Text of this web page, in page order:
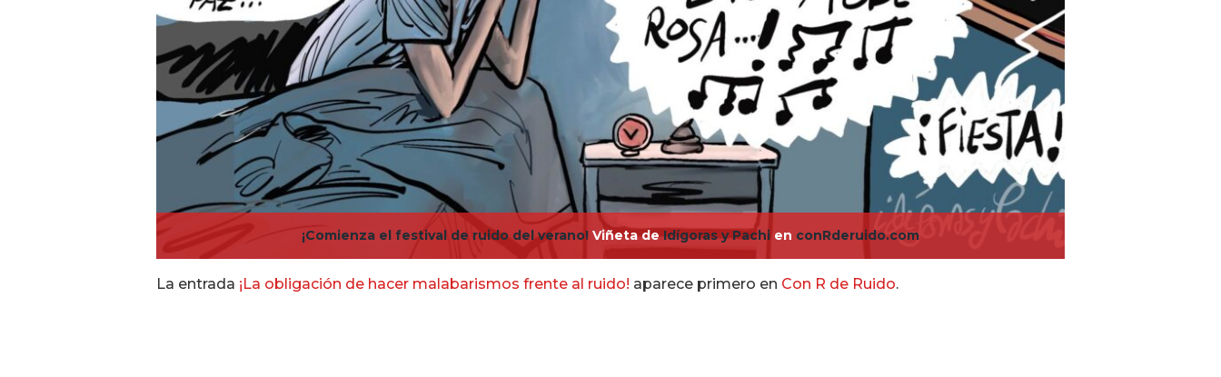
¡Comienza el festival de ruido del verano! Viñeta deIdígoras y Pachi en conRderuido.com
La entrada ¡La obligación de hacer malabarismos frente al ruido! aparece primero en Con R de Ruido.